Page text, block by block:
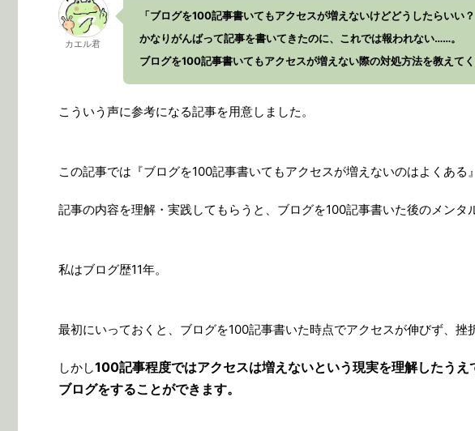
カエル君
「ブログを100記事書いてもアクセスが増えないけどどうしたらいい？
かなりがんばって記事を書いてきたのに、これでは報われない……。
ブログを100記事書いてもアクセスが増えない際の対処方法を教えてく
こういう声に参考になる記事を用意しました。
この記事では『ブログを100記事書いてもアクセスが増えないのはよくある
記事の内容を理解・実践してもらうと、ブログを100記事書いた後のメンタ
私はブログ歴11年。
最初にいっておくと、ブログを100記事書いた時点でアクセスが伸びず、挫
しかし100記事程度ではアクセスは増えないという現実を理解したう
ブログをすることができます。